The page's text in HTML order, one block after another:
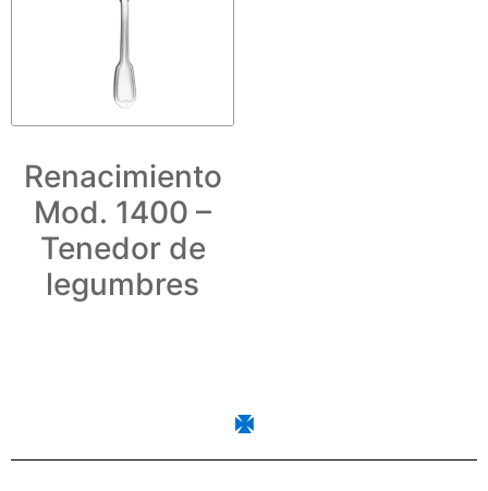
Renacimiento
Mod. 1400 –
Tenedor de
legumbres